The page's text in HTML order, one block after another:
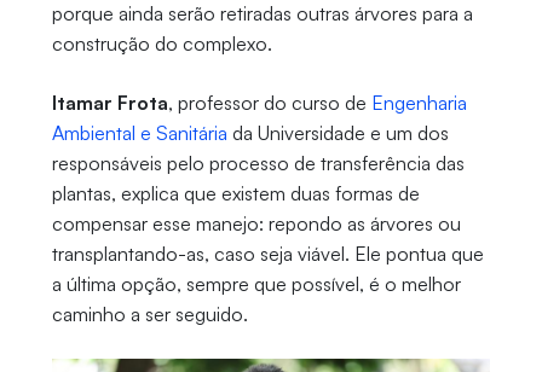
porque ainda serão retiradas outras árvores para a
construção do complexo.
Itamar Frota, professor do curso de Engenharia
Ambiental e Sanitária da Universidade e um dos
responsáveis pelo processo de transferência das
plantas, explica que existem duas formas de
compensar esse manejo: repondo as árvores ou
transplantando-as, caso seja viável. Ele pontua que
a última opção, sempre que possível, é o melhor
caminho a ser seguido.